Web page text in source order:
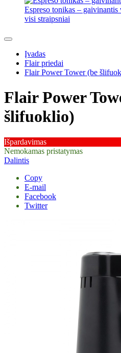
Espreso tonikas – gaivinantis
visi straipsniai
Įvadas
Flair priedai
Flair Power Tower (be
Flair Power
šlifuoklio)
Išpardavimas
Nemokamas pristatymas
Dalintis
Copy
E-mail
Facebook
Twitter